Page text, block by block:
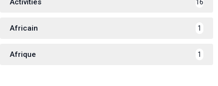
Activities 16
Africain 1
Afrique 1